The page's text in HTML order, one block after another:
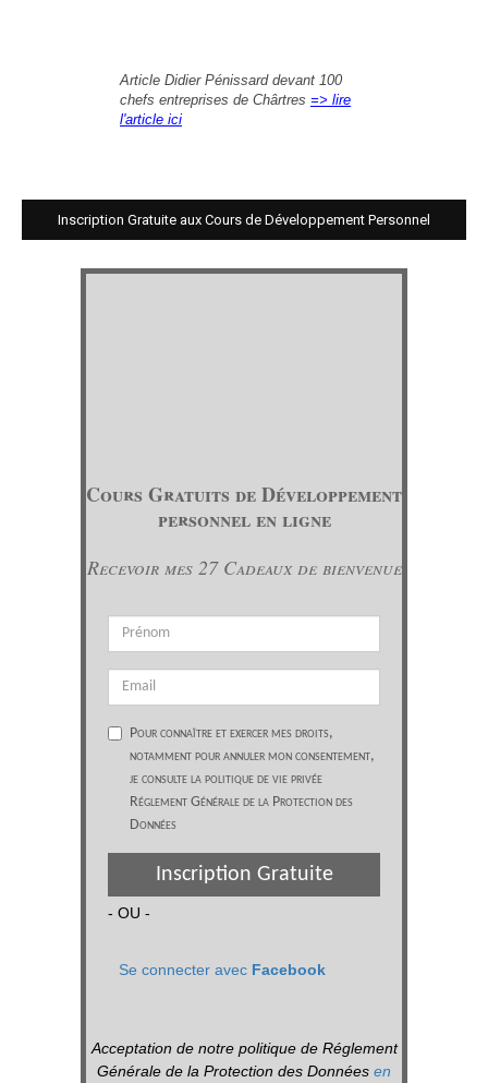
Article Didier Pénissard devant 100
chefs entreprises de Chârtres => lire
l'article ici
Inscription Gratuite aux Cours de Développement Personnel
Cours Gratuits de Développement
personnel en ligne
Recevoir mes 27 Cadeaux de bienvenue
Pour connaître et exercer mes droits,
notamment pour annuler mon consentement,
je consulte la politique de vie privée
Réglement Générale de la Protection des
Données
Inscription Gratuite
- OU -
Se connecter avec Facebook
Acceptation de notre politique de Réglement
Générale de la Protection des Données en